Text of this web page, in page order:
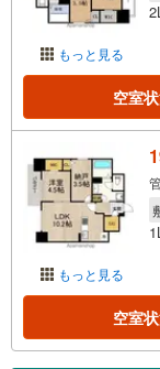
もっと見る
空室
もっと見る
空室